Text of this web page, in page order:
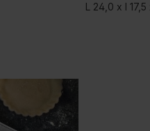
L 24,0 x l 17,5